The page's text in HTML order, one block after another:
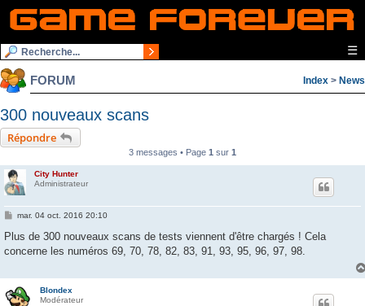
☰
FORUM Index > News
300 nouveaux scans
Répondre
3 messages • Page 1 sur 1
City Hunter
Administrateur
M
s
a
mar. 04 oct. 2016 20:10
Plus de 300 nouveaux scans de tests viennent d'être chargés ! Cela
concerne les numéros 69, 70, 78, 82, 83, 91, 93, 95, 96, 97, 98.
Blondex
Modérateur